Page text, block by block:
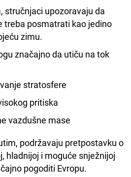
stručnjaci upozoravaju da
treba posmatrati kao jedino
zimu.
značajno da utiču na tok
stratosfere
pritiska
vazdušne mase
podržavaju pretpostavku o
hladnijoj i moguće snježnijoj
pogoditi Evropu.